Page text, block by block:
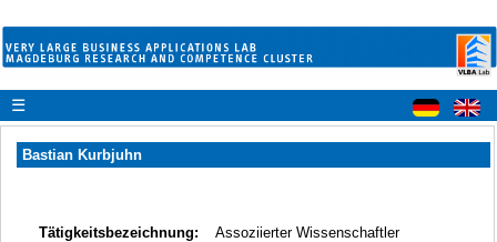
☰
Bastian Kurbjuhn
Tätigkeitsbezeichnung: Assoziierter Wissenschaftler